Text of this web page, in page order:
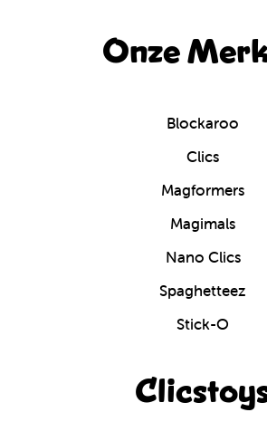
Onze
Blockaroo
Clics
Magformers
Magimals
Nano Clics
Spaghetteez
Stick-O